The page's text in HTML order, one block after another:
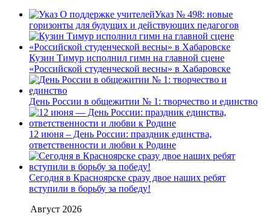
Указ № 498: новые
горизонты для будущих и действующих педагогов
Кузин Тимур исполнил гимн на главной сцене
«Российской студенческой весны» в Хабаровске
День России в общежитии № 1: творчество и единство
12 июня – День России: праздник единства,
ответственности и любви к Родине
Сегодня в Красноярске сразу двое наших ребят
вступили в борьбу за победу!
Август 2026